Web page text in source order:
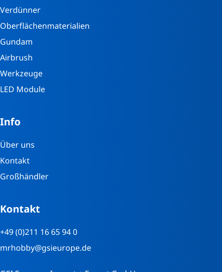
Verdünner
Oberflächenmaterialien
Gundam
Airbrush
Werkzeuge
LED Module
Info
Über uns
Kontakt
Großhändler
Kontakt
+49 (0)211 16 65 94 0
mrhobby@gsieurope.de